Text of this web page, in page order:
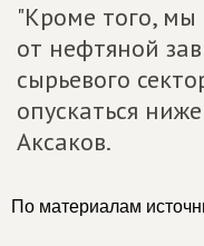
"Кроме того,
от нефтяной
сырьевого
опускаться
Аксаков.
По материалам